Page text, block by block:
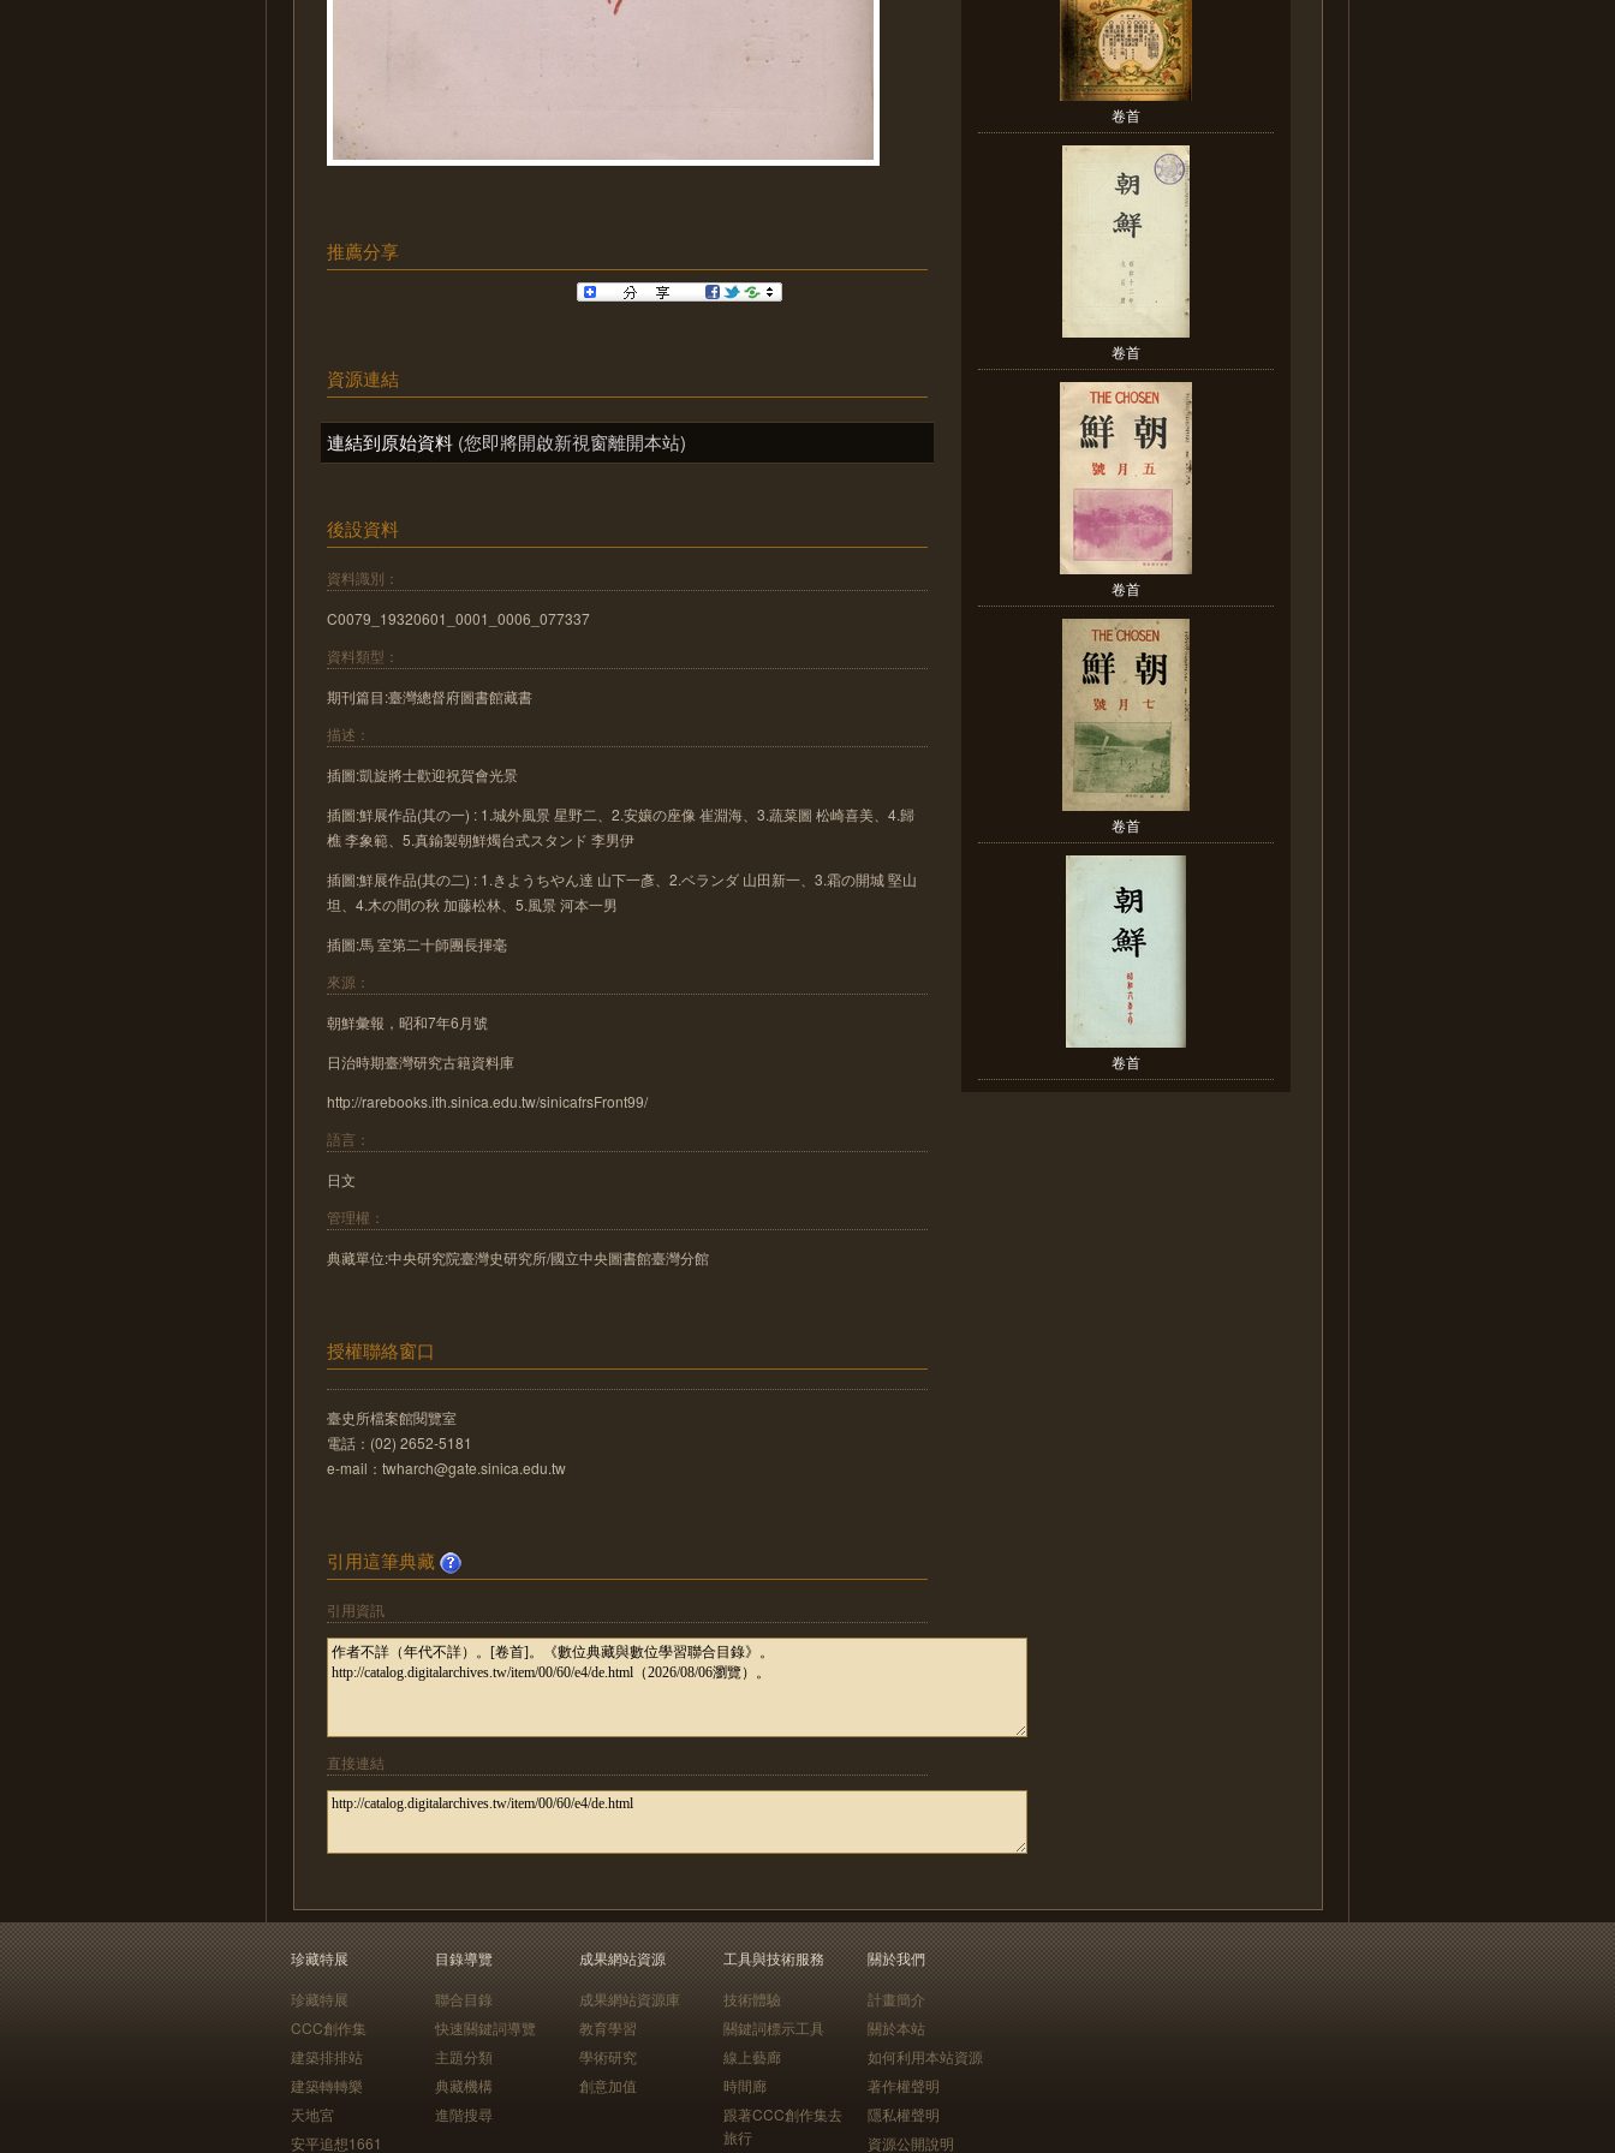
推薦分享
資源連結
連結到原始資料 (您即將開啟新視窗離開本站)
後設資料
資料識別：
C0079_19320601_0001_0006_077337
資料類型：
期刊篇目:臺灣總督府圖書館藏書
描述：
插圖:凱旋將士歡迎祝賀會光景
插圖:鮮展作品(其の一) : 1.城外風景 星野二、2.安孃の座像 崔淵海、3.蔬菜圖 松崎喜美、4.歸
樵 李象範、5.真鍮製朝鮮燭台式スタンド 李男伊
插圖:鮮展作品(其の二) : 1.きようちやん達 山下一彥、2.ベランダ 山田新一、3.霜の開城 堅山
坦、4.木の間の秋 加藤松林、5.風景 河本一男
插圖:馬 室第二十師團長揮毫
來源：
朝鮮彙報，昭和7年6月號
日治時期臺灣研究古籍資料庫
http://rarebooks.ith.sinica.edu.tw/sinicafrsFront99/
語言：
日文
管理權：
典藏單位:中央研究院臺灣史研究所/國立中央圖書館臺灣分館
授權聯絡窗口
臺史所檔案館閱覽室
電話：(02) 2652-5181
e-mail：twharch@gate.sinica.edu.tw
引用這筆典藏
引用資訊
直接連結
卷首
卷首
卷首
卷首
卷首
珍藏特展
珍藏特展
CCC創作集
建築排排站
建築轉轉樂
天地宮
安平追想1661
目錄導覽
聯合目錄
快速關鍵詞導覽
主題分類
典藏機構
進階搜尋
成果網站資源
成果網站資源庫
教育學習
學術研究
創意加值
工具與技術服務
技術體驗
關鍵詞標示工具
線上藝廊
時間廊
跟著CCC創作集去
旅行
關於我們
計畫簡介
關於本站
如何利用本站資源
著作權聲明
隱私權聲明
資源公開說明